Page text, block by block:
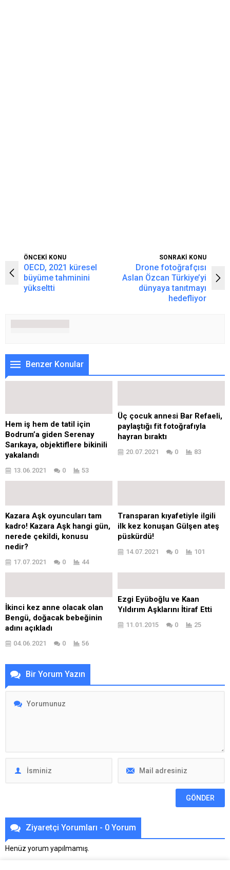
ÖNCEKİ KONU
OECD, 2021 küresel
büyüme tahminini
yükseltti
SONRAKİ KONU
Drone fotoğrafçısı
Aslan Özcan Türkiye’yi
dünyaya tanıtmayı
hedefliyor
Benzer Konular
Hem iş hem de tatil için
Bodrum’a giden Serenay
Sarıkaya, objektiflere bikinili
yakalandı
13.06.2021 0 53
Üç çocuk annesi Bar Refaeli,
paylaştığı fit fotoğrafıyla
hayran bıraktı
20.07.2021 0 83
Kazara Aşk oyuncuları tam
kadro! Kazara Aşk hangi gün,
nerede çekildi, konusu
nedir?
17.07.2021 0 44
Transparan kıyafetiyle ilgili
ilk kez konuşan Gülşen ateş
püskürdü!
14.07.2021 0 101
İkinci kez anne olacak olan
Bengü, doğacak bebeğinin
adını açıkladı
04.06.2021 0 56
Ezgi Eyüboğlu ve Kaan
Yıldırım Aşklarını İtiraf Etti
11.01.2015 0 25
Bir Yorum Yazın
Ziyaretçi Yorumları - 0 Yorum
Henüz yorum yapılmamış.